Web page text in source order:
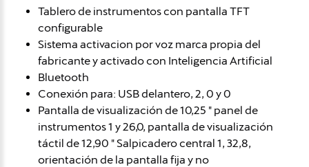
Tablero de instrumentos con pantalla TFT
configurable
Sistema activacion por voz marca propia del
fabricante y activado con Inteligencia Artificial
Bluetooth
Conexión para: USB delantero, 2, 0 y 0
Pantalla de visualización de 10,25 " panel de
instrumentos 1 y 26,0, pantalla de visualización
táctil de 12,90 " Salpicadero central 1, 32,8,
orientación de la pantalla fija y no